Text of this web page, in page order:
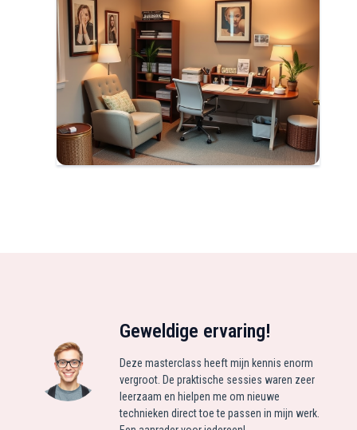
Geweldige ervaring!
Deze masterclass heeft mijn kennis enorm
vergroot. De praktische sessies waren zeer
leerzaam en hielpen me om nieuwe
technieken direct toe te passen in mijn werk.